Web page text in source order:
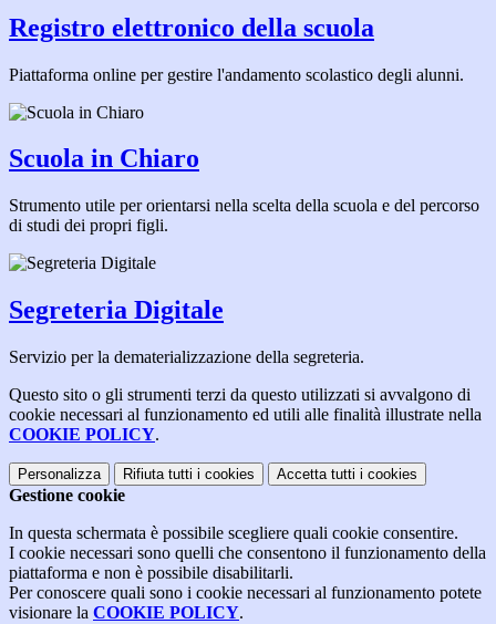
Registro elettronico della scuola
Piattaforma online per gestire l'andamento scolastico degli alunni.
Scuola in Chiaro
Strumento utile per orientarsi nella scelta della scuola e del percorso
di studi dei propri figli.
Segreteria Digitale
Servizio per la dematerializzazione della segreteria.
Questo sito o gli strumenti terzi da questo utilizzati si avvalgono di
cookie necessari al funzionamento ed utili alle finalità illustrate nella
COOKIE POLICY.
Personalizza Rifiuta tutti i cookies Accetta tutti i cookies
Gestione cookie
In questa schermata è possibile scegliere quali cookie consentire.
I cookie necessari sono quelli che consentono il funzionamento della
piattaforma e non è possibile disabilitarli.
Per conoscere quali sono i cookie necessari al funzionamento potete
visionare la COOKIE POLICY.